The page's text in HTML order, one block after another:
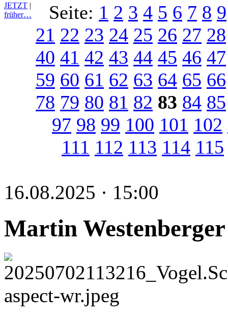
JETZT |
früher…
Seite: 1 2 3 4 5 6 7 8 9
21 22 23 24 25 26 27 28
40 41 42 43 44 45 46 47
59 60 61 62 63 64 65 66
78 79 80 81 82 83 84 85
97 98 99 100 101 102
111 112 113 114 115
16.08.2025 · 15:00
Martin Westenberger